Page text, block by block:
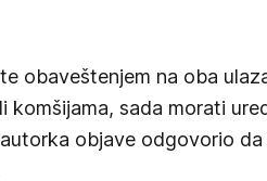
obaveštenjem na oba
sada morati
objave odgovorio